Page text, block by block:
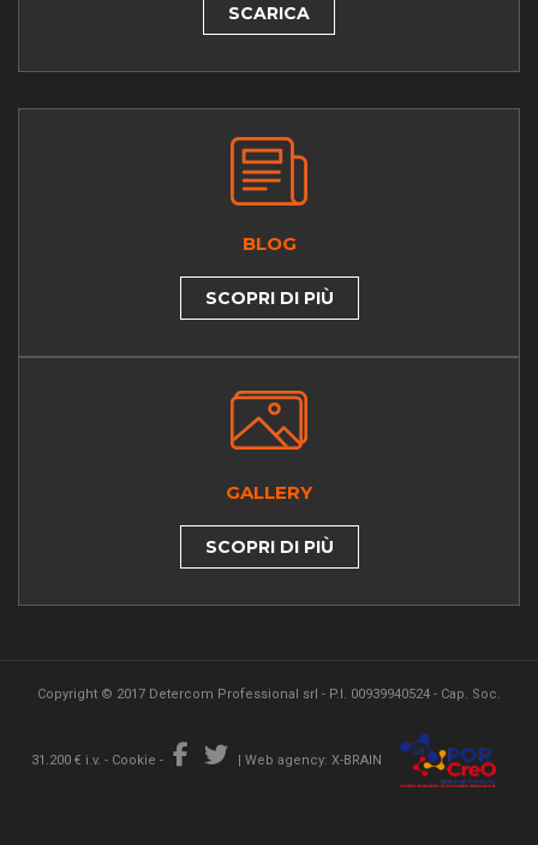
SCARICA
BLOG
SCOPRI DI PIÙ
GALLERY
SCOPRI DI PIÙ
Copyright © 2017 Detercom Professional srl - P.I. 00939940524 - Cap. Soc.
31.200 € i.v. - Cookie - | Web agency: X-BRAIN